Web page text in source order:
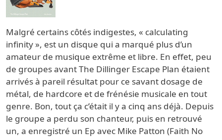
Malgré certains côtés indigestes, « calculating
infinity », est un disque qui a marqué plus d’un
amateur de musique extrême et libre. En effet, peu
de groupes avant The Dillinger Escape Plan étaient
arrivés à pareil résultat pour ce savant dosage de
métal, de hardcore et de frénésie musicale en tout
genre. Bon, tout ça c’était il y a cinq ans déjà. Depuis
le groupe a perdu son chanteur, puis en retrouvé
un, a enregistré un Ep avec Mike Patton (Faith No